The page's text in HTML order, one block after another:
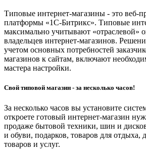
Типовые интернет-магазины - это веб-
платформы «1С-Битрикс». Типовые
максимально учитывают «отраслевой»
владельцев интернет-магазинов.
учетом основных потребностей
магазинов к сайтам, включают
мастера настройки.
Свой типовой магазин - за несколько часов!
За несколько часов вы установите
откроете готовый интернет-магазин
продаже бытовой техники, шин и
и обуви, подарков, товаров для отдыха,
товаров и услуг.